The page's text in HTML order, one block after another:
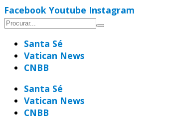
Facebook Youtube Instagram
Santa Sé
Vatican News
CNBB
Santa Sé
Vatican News
CNBB